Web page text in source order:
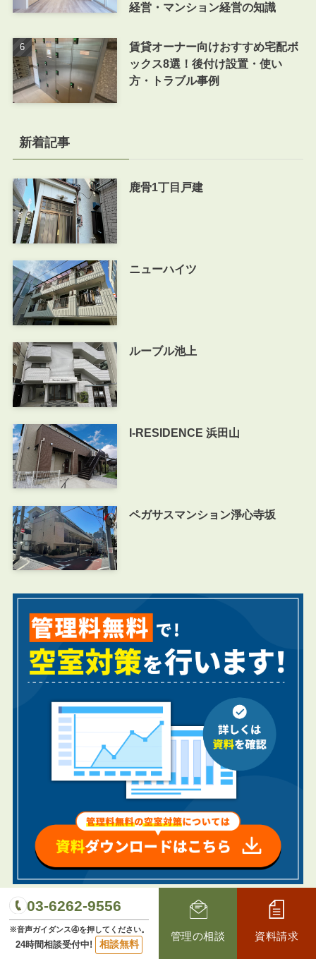
経営・マンション経営の知識
賃貸オーナー向けおすすめ宅配ボ
ックス8選！後付け設置・使い
方・トラブル事例
新着記事
鹿骨1丁目戸建
ニューハイツ
ルーブル池上
I-RESIDENCE 浜田山
ペガサスマンション淨心寺坂
03-6262-9556
※音声ガイダンス④を押してください。
24時間相談受付中! 相談無料
管理の相談 資料請求